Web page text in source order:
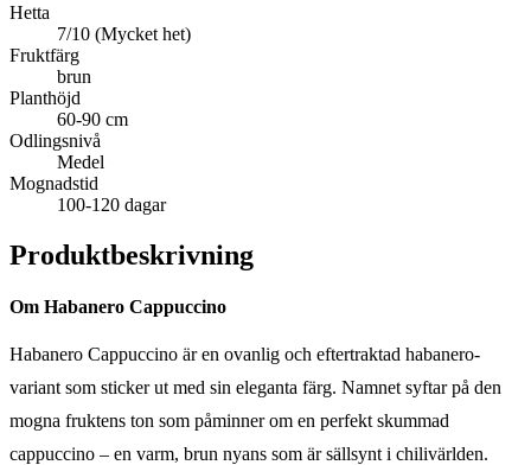
Hetta
7/10 (Mycket het)
Fruktfärg
brun
Planthöjd
60-90 cm
Odlingsnivå
Medel
Mognadstid
100-120 dagar
Produktbeskrivning
Om Habanero Cappuccino
Habanero Cappuccino är en ovanlig och eftertraktad habanero-
variant som sticker ut med sin eleganta färg. Namnet syftar på den
mogna fruktens ton som påminner om en perfekt skummad
cappuccino – en varm, brun nyans som är sällsynt i chilivärlden.